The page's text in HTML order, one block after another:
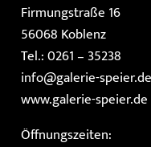
Firmungstraße 16
56068 Koblenz
Tel.: 0261 – 35238
info@galerie-speier.de
www.galerie-speier.de
Öffnungszeiten: